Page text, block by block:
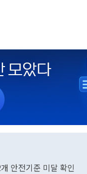
안전기준 미달 확인